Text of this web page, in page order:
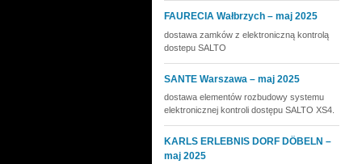
FAURECIA Wałbrzych – maj 2025
dostawa zamków z elektroniczną kontrolą
dostepu SALTO
SANTE Warszawa – maj 2025
dostawa elementów rozbudowy systemu
elektronicznej kontroli dostępu SALTO XS4.
KARLS ERLEBNIS DORF DÖBELN –
maj 2025